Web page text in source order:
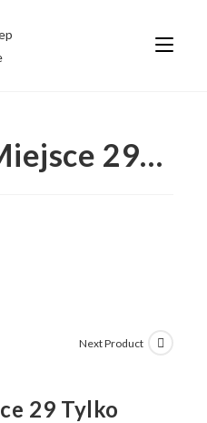
29…
Next Product
29 Tylko